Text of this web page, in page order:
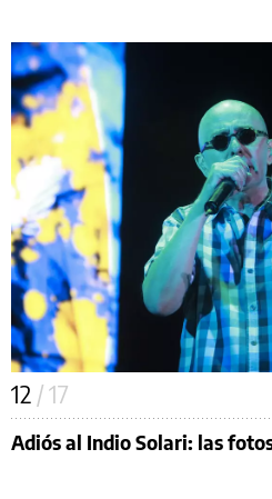
12 / 17
Adiós al Indio Solari: las